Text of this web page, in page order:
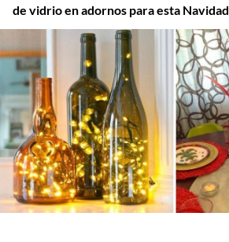
de vidrio en adornos para esta Navidad